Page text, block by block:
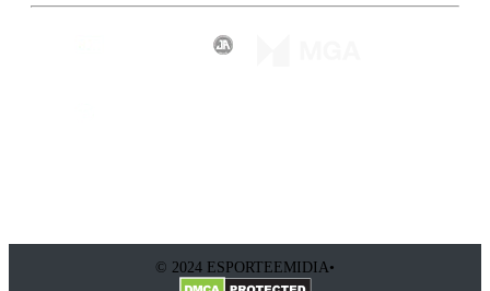
© 2024 ESPORTEEMIDIA•